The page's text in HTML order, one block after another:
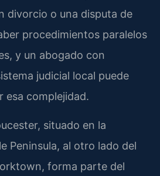
divorcio o una disputa de
procedimientos paralelos
y un abogado con
judicial local puede
esa complejidad.
situado en la
Peninsula, al otro lado del
forma parte del